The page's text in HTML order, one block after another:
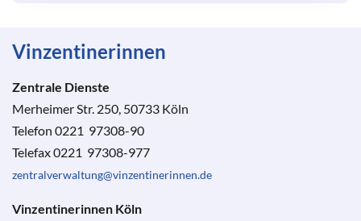
Vinzentinerinnen
Zentrale Dienste
Merheimer Str. 250, 50733 Köln
Telefon 0221 97308-90
Telefax 0221 97308-977
zentralverwaltung@vinzentinerinnen.de
Vinzentinerinnen Köln